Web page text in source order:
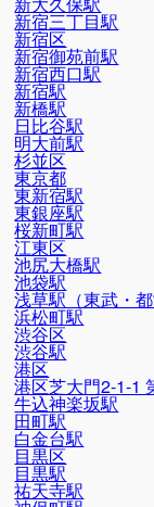
新宿三丁目駅
新宿区
新宿御苑前駅
新宿西口駅
新宿駅
新橋駅
日比谷駅
明大前駅
杉並区
東京都
東新宿駅
東銀座駅
桜新町駅
江東区
池尻大橋駅
池袋駅
浅草駅（東武・都
浜松町駅
渋谷区
渋谷駅
港区
港区芝大門2-1-1
牛込神楽坂駅
田町駅
白金台駅
目黒区
目黒駅
祐天寺駅